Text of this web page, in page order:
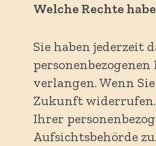
Welche Rechte
Sie haben jederzeit
verlangen. Wenn
Zukunft widerrufen.
Ihrer
Aufsichtsbehörde zu.